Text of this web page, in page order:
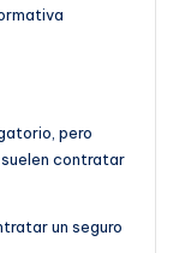
pero
contratar
un seguro